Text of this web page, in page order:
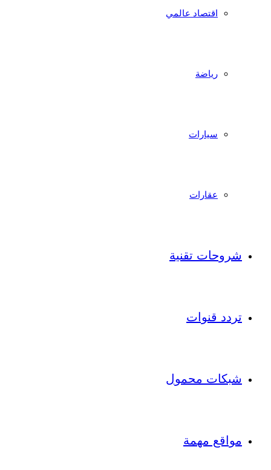
اقتصاد عالمي
رياضة
سيارات
عقارات
شروحات تقنية
تردد قنوات
شبكات محمول
مواقع مهمة